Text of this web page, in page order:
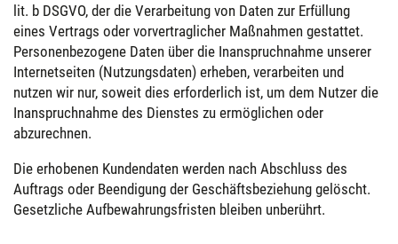
lit. b DSGVO, der die Verarbeitung von Daten zur Erfüllung
eines Vertrags oder vorvertraglicher Maßnahmen gestattet.
Personenbezogene Daten über die Inanspruchnahme unserer
Internetseiten (Nutzungsdaten) erheben, verarbeiten und
nutzen wir nur, soweit dies erforderlich ist, um dem Nutzer die
Inanspruchnahme des Dienstes zu ermöglichen oder
abzurechnen.
Die erhobenen Kundendaten werden nach Abschluss des
Auftrags oder Beendigung der Geschäftsbeziehung gelöscht.
Gesetzliche Aufbewahrungsfristen bleiben unberührt.